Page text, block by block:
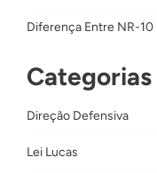
Diferença Entre NR-10
Categorias
Direção Defensiva
Lei Lucas